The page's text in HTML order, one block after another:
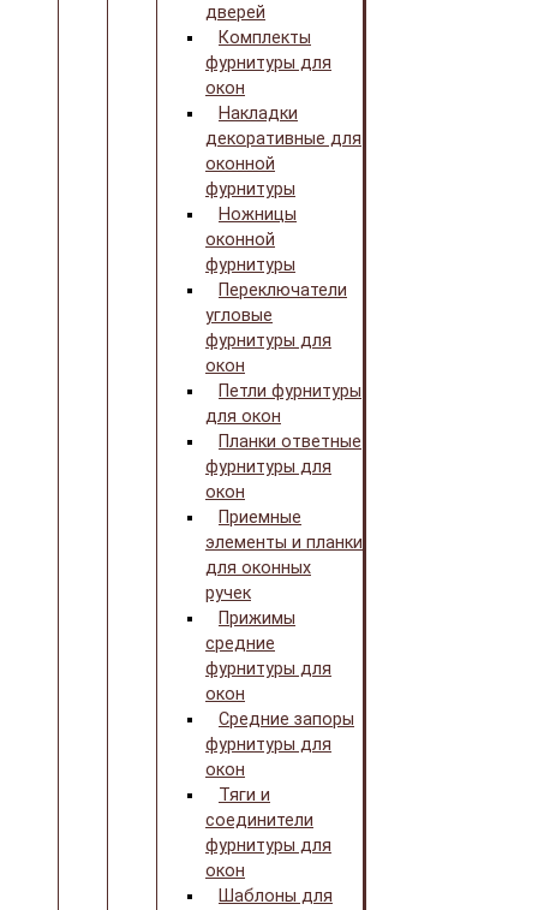
дверей
Комплекты
фурнитуры для
окон
Накладки
декоративные для
оконной
фурнитуры
Ножницы
оконной
фурнитуры
Переключатели
угловые
фурнитуры для
окон
Петли фурнитуры
для окон
Планки ответные
фурнитуры для
окон
Приемные
элементы и планки
для оконных
ручек
Прижимы
средние
фурнитуры для
окон
Средние запоры
фурнитуры для
окон
Тяги и
соединители
фурнитуры для
окон
Шаблоны для